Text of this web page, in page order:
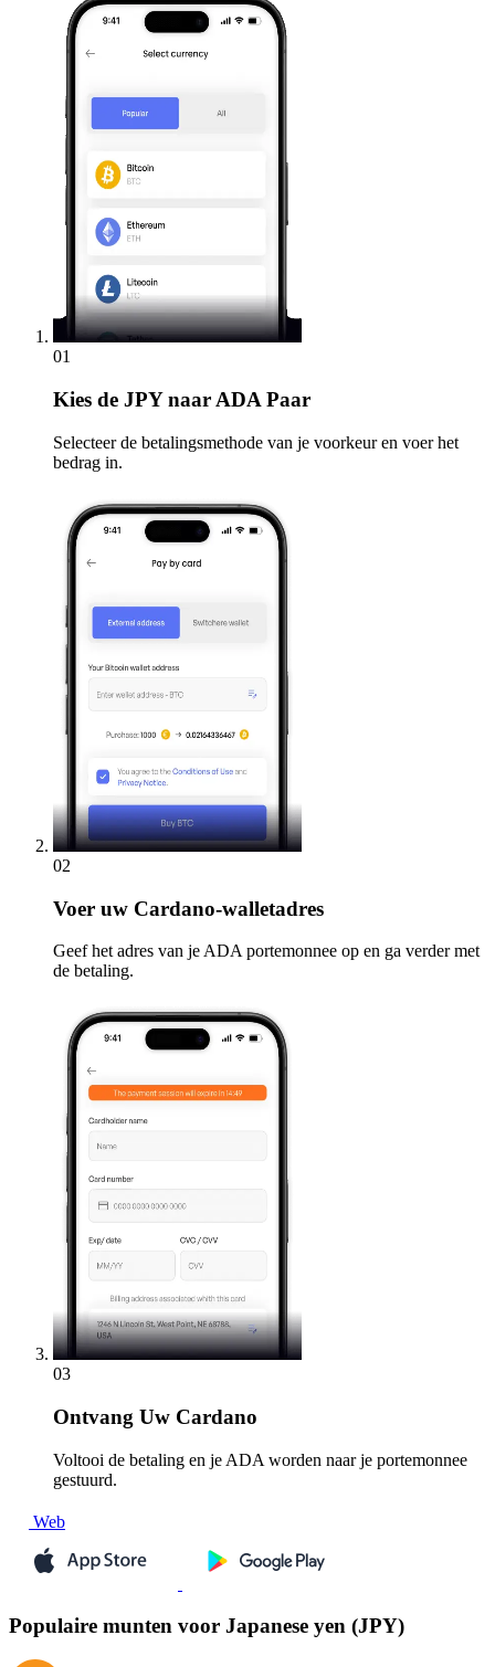
01
Kies de JPY naar ADA Paar
Selecteer de betalingsmethode van je voorkeur en voer het
bedrag in.
02
Voer uw Cardano-walletadres
Geef het adres van je ADA portemonnee op en ga verder met
de betaling.
03
Ontvang Uw Cardano
Voltooi de betaling en je ADA worden naar je portemonnee
gestuurd.
Web
Populaire munten voor Japanese yen (JPY)